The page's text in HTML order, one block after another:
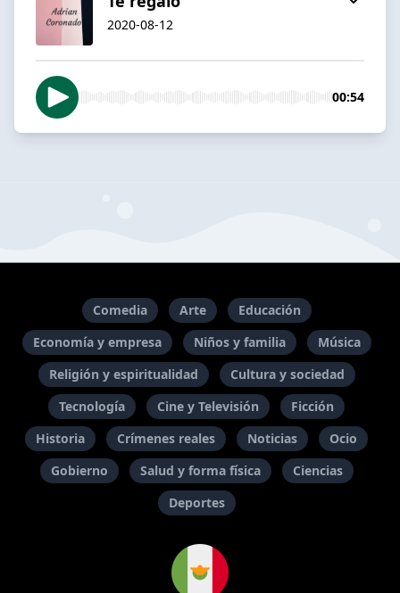
2020-08-12
00:54
Comedia Arte
Educación
Economía y empresa
Niños y familia
Música
Religión y espiritualidad
Cultura y sociedad
Tecnología
Cine y Televisión
Ficción
Historia
Crímenes reales Noticias
Ocio
Gobierno
Salud y forma física
Ciencias
Deportes